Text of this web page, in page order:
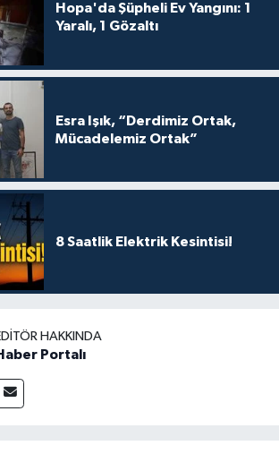
Hopa'da Şüpheli Ev Yangını: 1
Yaralı, 1 Gözaltı
Esra Işık, “Derdimiz Ortak,
Mücadelemiz Ortak”
8 Saatlik Elektrik Kesintisi!
HAKKINDA
Portalı